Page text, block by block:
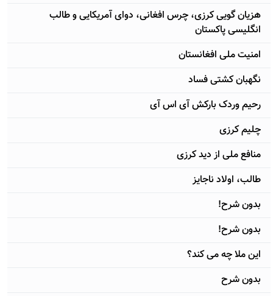
هزیان گویی کرزی، چرس افغانی، دوای آمریکایی و طالب
انگلیسی پاکستان
امنیت ملی افغانستان
نگهبان کشتی فساد
رحیم وردک بارکش آی اس آی
چلیم کرزی
منافع ملی از دید کرزی
طالب، اولاد ناجایز
بدون شرح!
بدون شرح!
اين ملا چه می کند؟
بدون شرح